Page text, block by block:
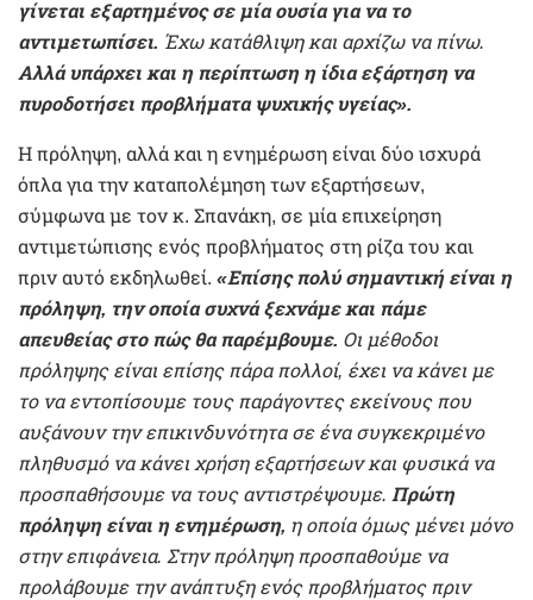
γίνεται εξαρτημένος σε μία ουσία για να το
αντιμετωπίσει. Έχω κατάθλιψη και αρχίζω να πίνω.
Αλλά υπάρχει και η περίπτωση η ίδια εξάρτηση να
πυροδοτήσει προβλήματα ψυχικής υγείας».
Η πρόληψη, αλλά και η ενημέρωση είναι δύο ισχυρά
όπλα για την καταπολέμηση των εξαρτήσεων,
σύμφωνα με τον κ. Σπανάκη, σε μία επιχείρηση
αντιμετώπισης ενός προβλήματος στη ρίζα του και
πριν αυτό εκδηλωθεί. «Επίσης πολύ σημαντική είναι η
πρόληψη, την οποία συχνά ξεχνάμε και πάμε
απευθείας στο πώς θα παρέμβουμε. Οι μέθοδοι
πρόληψης είναι επίσης πάρα πολλοί, έχει να κάνει με
το να εντοπίσουμε τους παράγοντες εκείνους που
αυξάνουν την επικινδυνότητα σε ένα συγκεκριμένο
πληθυσμό να κάνει χρήση εξαρτήσεων και φυσικά να
προσπαθήσουμε να τους αντιστρέψουμε. Πρώτη
πρόληψη είναι η ενημέρωση, η οποία όμως μένει μόνο
στην επιφάνεια. Στην πρόληψη προσπαθούμε να
προλάβουμε την ανάπτυξη ενός προβλήματος πριν